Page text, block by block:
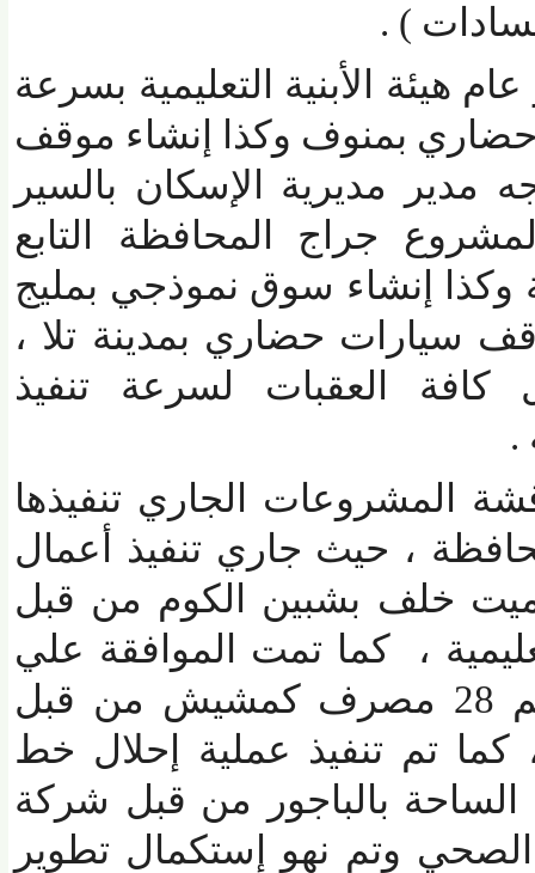
) .
الأبنية التعليمية بسرعة
بمنوف وكذا إنشاء موقف
مديرية الإسكان بالسير
جراج المحافظة التابع
وكذا إنشاء سوق نموذجي بمليج
سيارات حضاري بمدينة تلا ،
العقبات لسرعة تنفيذ
المشروعات الجاري تنفيذها
، حيث جاري تنفيذ أعمال
خلف بشبين الكوم من قبل
، كما تمت الموافقة علي
تعديل مسار مجمع رقم 28 مصرف كمشيش من قبل
تم تنفيذ عملية إحلال خط
بالباجور من قبل شركة
وتم نهو إستكمال تطوير